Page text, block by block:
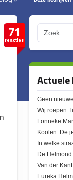
71
reacties
Actuele
Geen
Wij roepen
Lonneke
Koolen: De
In welke
De Helmond
Van der
Eureka